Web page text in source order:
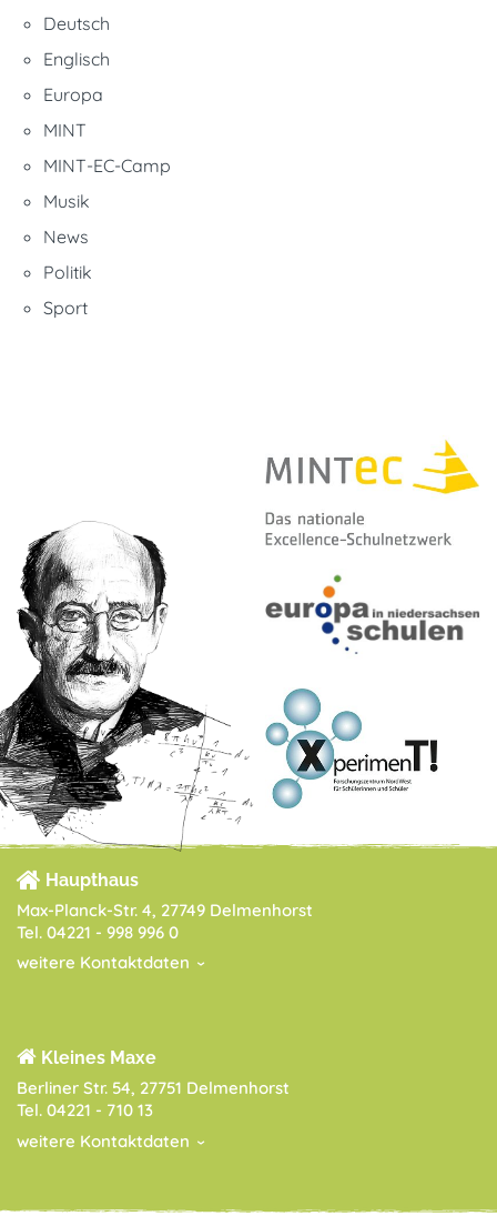
Deutsch
Englisch
Europa
MINT
MINT-EC-Camp
Musik
News
Politik
Sport
Haupthaus
Max-Planck-Str. 4, 27749 Delmenhorst
Tel. 04221 - 998 996 0
weitere Kontaktdaten
Kleines Maxe
Berliner Str. 54, 27751 Delmenhorst
Tel. 04221 - 710 13
weitere Kontaktdaten